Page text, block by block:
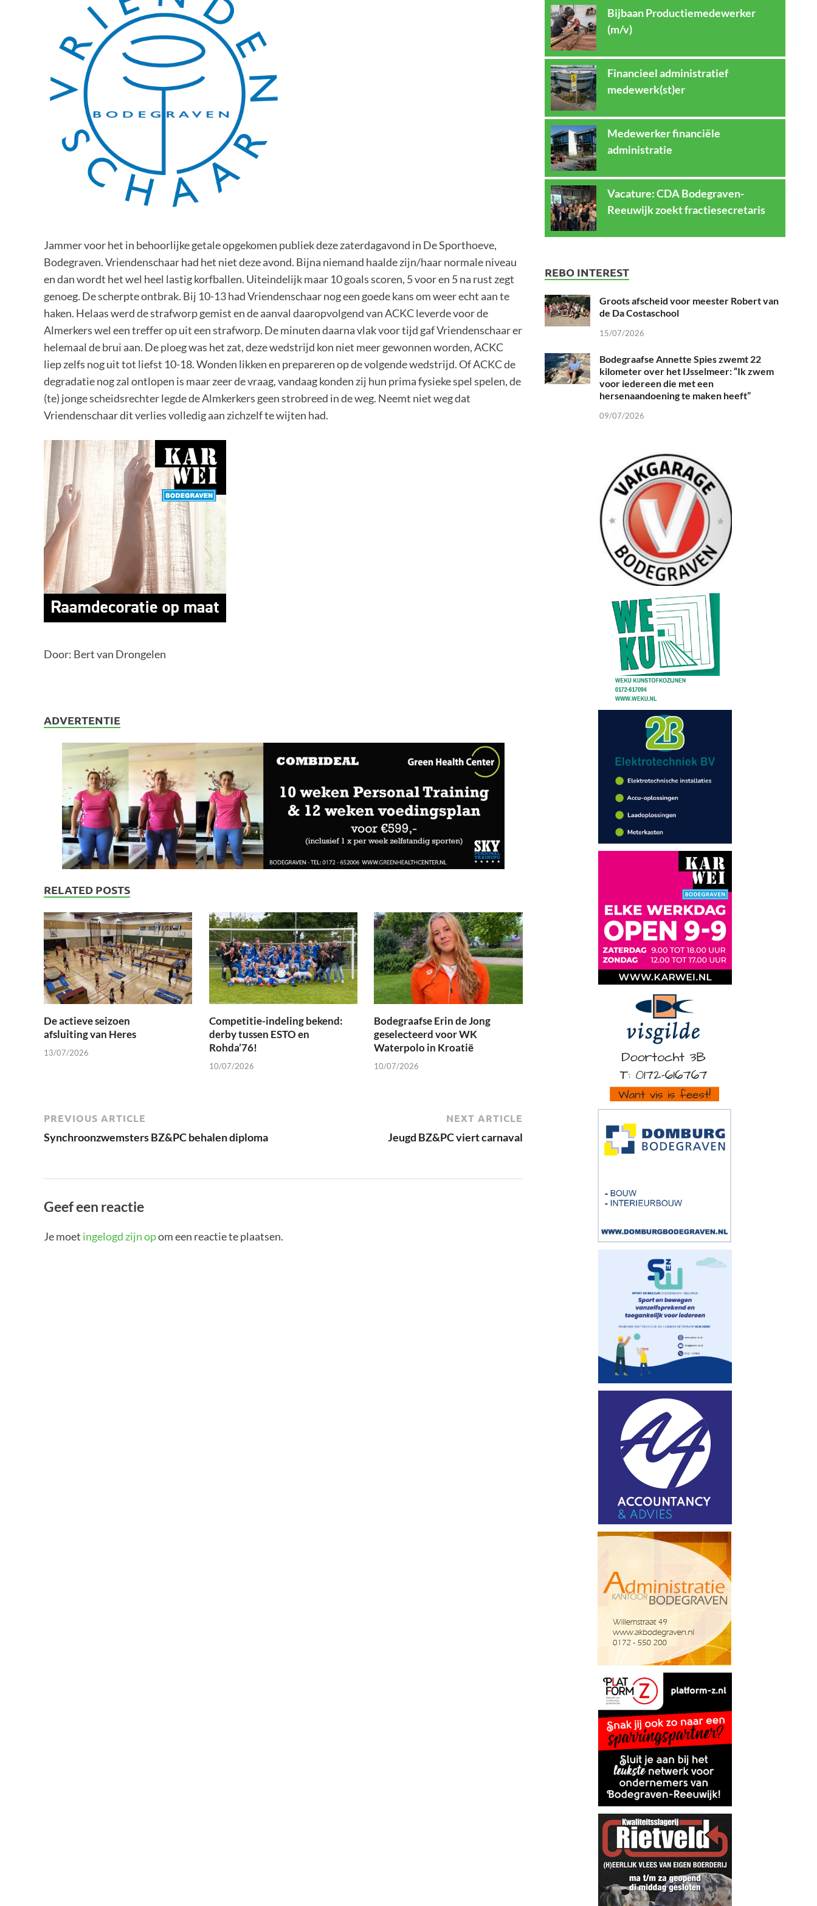
Jammer voor het in behoorlijke getale opgekomen publiek deze zaterdagavond in De Sporthoeve,
Bodegraven. Vriendenschaar had het niet deze avond. Bijna niemand haalde zijn/haar normale niveau
en dan wordt het wel heel lastig korfballen. Uiteindelijk maar 10 goals scoren, 5 voor en 5 na rust zegt
genoeg. De scherpte ontbrak. Bij 10-13 had Vriendenschaar nog een goede kans om weer echt aan te
haken. Helaas werd de strafworp gemist en de aanval daaropvolgend van ACKC leverde voor de
Almerkers wel een treffer op uit een strafworp. De minuten daarna vlak voor tijd gaf Vriendenschaar er
helemaal de brui aan. De ploeg was het zat, deze wedstrijd kon niet meer gewonnen worden, ACKC
liep zelfs nog uit tot liefst 10-18. Wonden likken en prepareren op de volgende wedstrijd. Of ACKC de
degradatie nog zal ontlopen is maar zeer de vraag, vandaag konden zij hun prima fysieke spel spelen, de
(te) jonge scheidsrechter legde de Almkerkers geen strobreed in de weg. Neemt niet weg dat
Vriendenschaar dit verlies volledig aan zichzelf te wijten had.
Door: Bert van Drongelen
ADVERTENTIE
RELATED POSTS
De actieve seizoen
afsluiting van Heres
13/07/2026
Competitie-indeling bekend:
derby tussen ESTO en
Rohda’76!
10/07/2026
Bodegraafse Erin de Jong
geselecteerd voor WK
Waterpolo in Kroatië
10/07/2026
PREVIOUS ARTICLE
Synchroonzwemsters BZ&PC behalen diploma
NEXT ARTICLE
Jeugd BZ&PC viert carnaval
Geef een reactie
Je moet ingelogd zijn opom een reactie te plaatsen.
Bijbaan Productiemedewerker
(m/v)
Financieel administratief
medewerk(st)er
Medewerker financiële
administratie
Vacature: CDA Bodegraven-
Reeuwijk zoekt fractiesecretaris
REBO INTEREST
Groots afscheid voor meester Robert van
de Da Costaschool
15/07/2026
Bodegraafse Annette Spies zwemt 22
kilometer over het IJsselmeer: “Ik zwem
voor iedereen die met een
hersenaandoening te maken heeft”
09/07/2026